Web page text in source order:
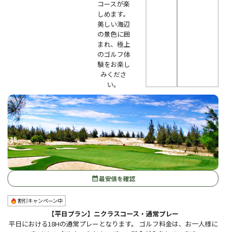
コースが楽
しめます。
美しい海辺
の景色に囲
まれ、極上
のゴルフ体
験をお楽し
みくださ
い。
calendar_month最安値を確認
割引キャンペーン中
【平日プラン】ニクラスコース・通常プレー
平日における18Hの通常プレーとなります。 ゴルフ料金は、お一人様に